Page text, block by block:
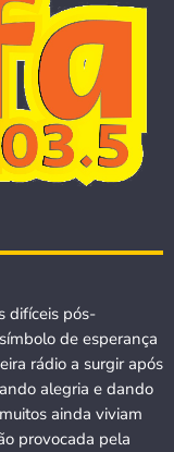
difíceis pós-
de esperança
rádio a surgir após
alegria e dando
ainda viviam
provocada pela